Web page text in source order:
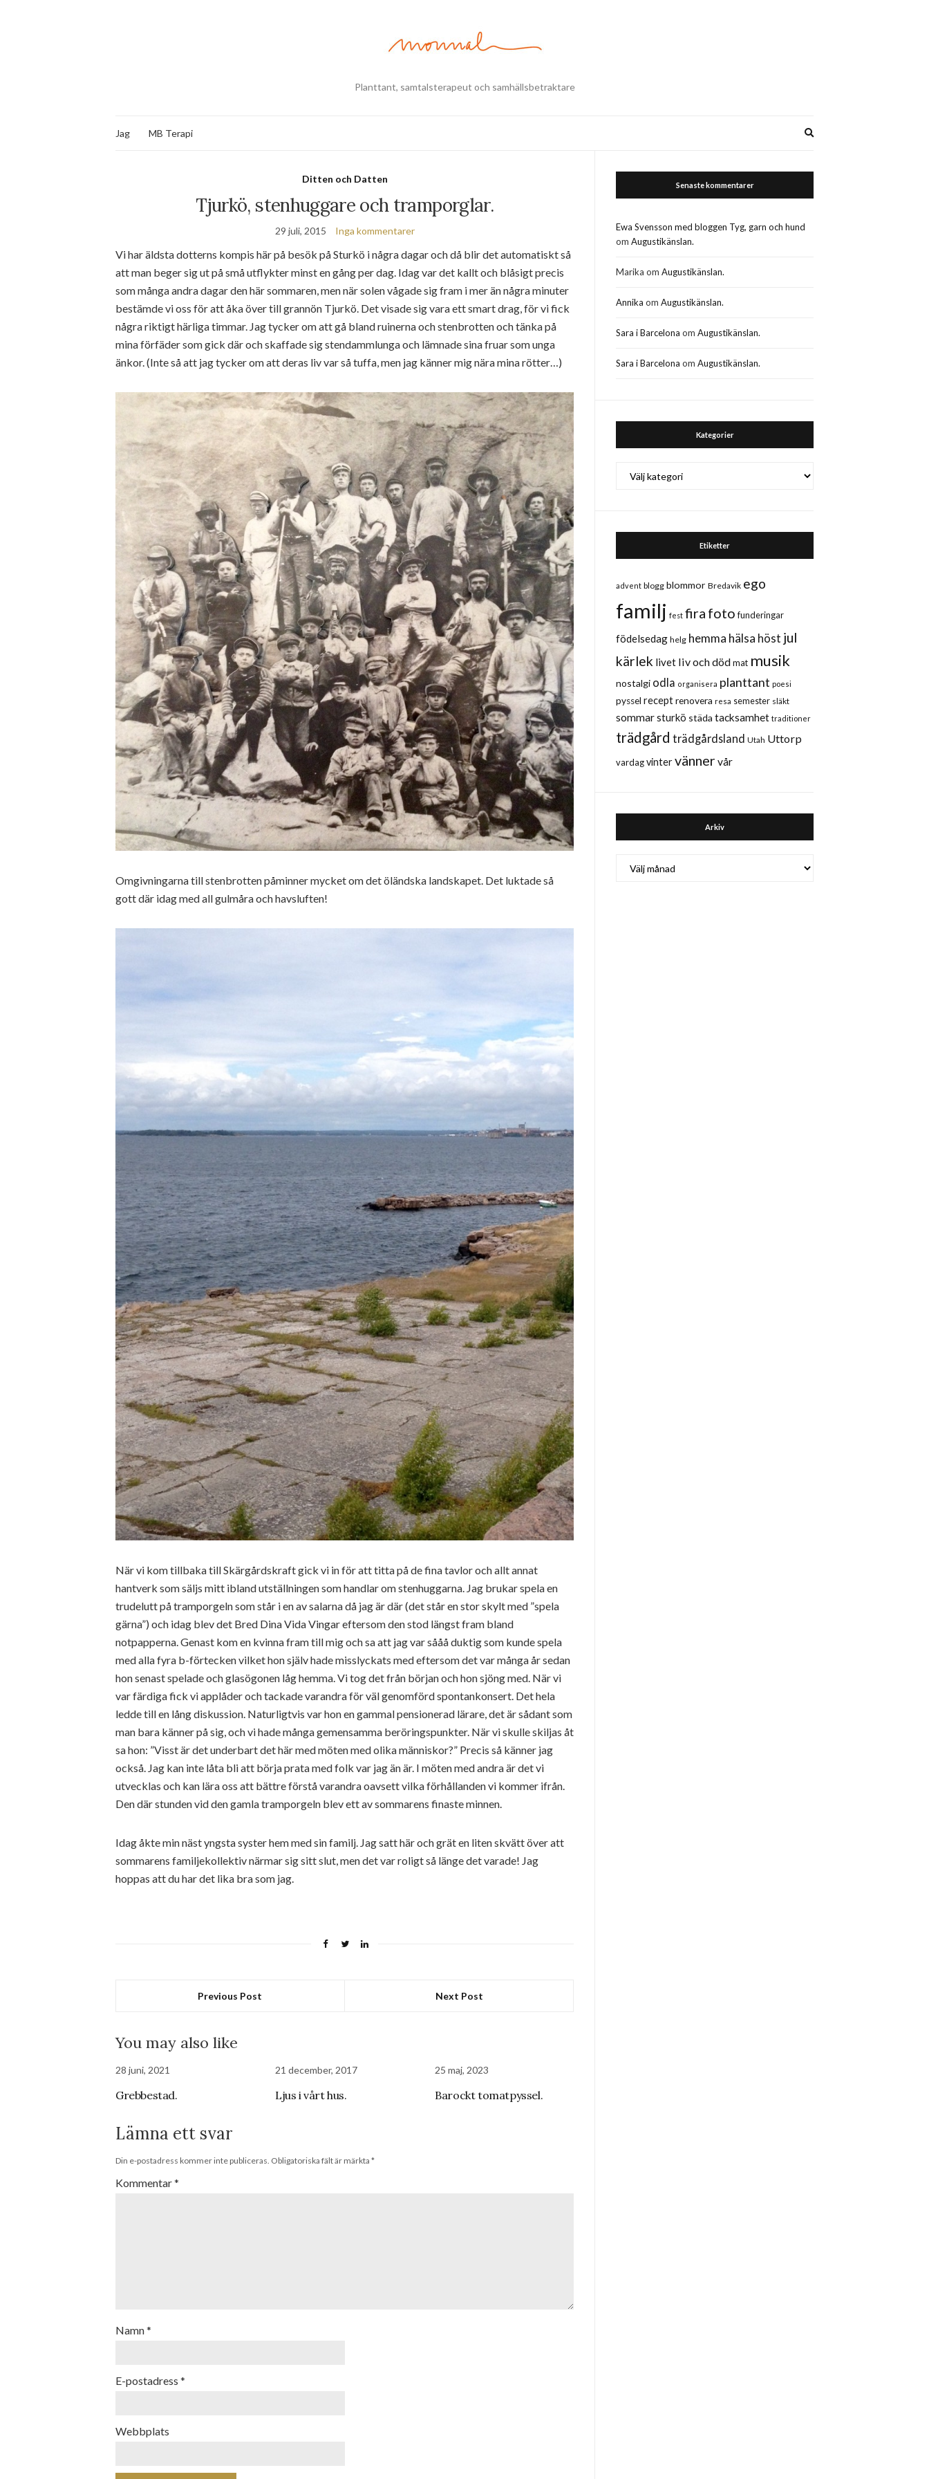
Planttant, samtalsterapeut och samhällsbetraktare
Jag MB Terapi
Ditten och Datten
Tjurkö, stenhuggare och tramporglar.
29 juli, 2015 Inga kommentarer
Vi har äldsta dotterns kompis här på besök på Sturkö i några dagar och då blir det automatiskt så
att man beger sig ut på små utflykter minst en gång per dag. Idag var det kallt och blåsigt precis
som många andra dagar den här sommaren, men när solen vågade sig fram i mer än några minuter
bestämde vi oss för att åka över till grannön Tjurkö. Det visade sig vara ett smart drag, för vi fick
några riktigt härliga timmar. Jag tycker om att gå bland ruinerna och stenbrotten och tänka på
mina förfäder som gick där och skaffade sig stendammlunga och lämnade sina fruar som unga
änkor. (Inte så att jag tycker om att deras liv var så tuffa, men jag känner mig nära mina rötter…)
Omgivningarna till stenbrotten påminner mycket om det öländska landskapet. Det luktade så
gott där idag med all gulmåra och havsluften!
När vi kom tillbaka till Skärgårdskraft gick vi in för att titta på de fina tavlor och allt annat
hantverk som säljs mitt ibland utställningen som handlar om stenhuggarna. Jag brukar spela en
trudelutt på tramporgeln som står i en av salarna då jag är där (det står en stor skylt med ”spela
gärna”) och idag blev det Bred Dina Vida Vingar eftersom den stod längst fram bland
notpapperna. Genast kom en kvinna fram till mig och sa att jag var sååå duktig som kunde spela
med alla fyra b-förtecken vilket hon själv hade misslyckats med eftersom det var många år sedan
hon senast spelade och glasögonen låg hemma. Vi tog det från början och hon sjöng med. När vi
var färdiga fick vi applåder och tackade varandra för väl genomförd spontankonsert. Det hela
ledde till en lång diskussion. Naturligtvis var hon en gammal pensionerad lärare, det är sådant som
man bara känner på sig, och vi hade många gemensamma beröringspunkter. När vi skulle skiljas åt
sa hon: ”Visst är det underbart det här med möten med olika människor?” Precis så känner jag
också. Jag kan inte låta bli att börja prata med folk var jag än är. I möten med andra är det vi
utvecklas och kan lära oss att bättre förstå varandra oavsett vilka förhållanden vi kommer ifrån.
Den där stunden vid den gamla tramporgeln blev ett av sommarens finaste minnen.
Idag åkte min näst yngsta syster hem med sin familj. Jag satt här och grät en liten skvätt över att
sommarens familjekollektiv närmar sig sitt slut, men det var roligt så länge det varade! Jag
hoppas att du har det lika bra som jag.
Previous Post Next Post
You may also like
28 juni, 2021
Grebbestad.
21 december, 2017
Ljus i vårt hus.
25 maj, 2023
Barockt tomatpyssel.
Lämna ett svar
Din e-postadress kommer inte publiceras. Obligatoriska fält är märkta *
Kommentar*
Namn*
E-postadress *
Webbplats
Senaste kommentarer
Ewa Svensson med bloggen Tyg, garn och hund
omAugustikänslan.
Marika omAugustikänslan.
Annika omAugustikänslan.
Sara i Barcelona omAugustikänslan.
Sara i Barcelona omAugustikänslan.
Kategorier
Etiketter
advent blogg blommor Bredavik ego
familj fest fira foto funderingar
födelsedag helg hemma hälsa höst jul
kärlek livet liv och död mat musik
nostalgi odla organisera planttant poesi
pyssel receptrenovera resa semester släkt
sommarsturkö städa tacksamhet traditioner
trädgård trädgårdsland Utah Uttorp
vardag vintervänner vår
Arkiv